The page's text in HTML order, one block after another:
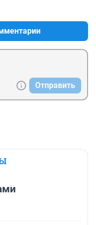
Отправить